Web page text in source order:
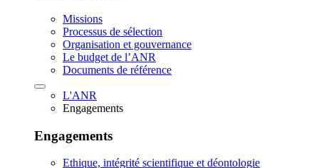
Missions
Processus de sélection
Organisation et gouvernance
Le budget de l’ANR
Documents de référence
L'ANR
Engagements
Engagements
Ethique, intégrité scientifique et déontologie